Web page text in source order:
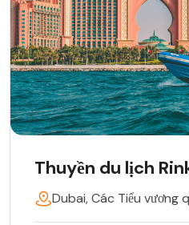
Thuyền du lịch
Dubai, Các Tiểu vương